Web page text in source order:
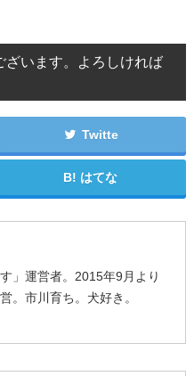
ざいます。よろしければ
Twitte
はてな
す」運営者。2015年9月より
。市川育ち。犬好き。